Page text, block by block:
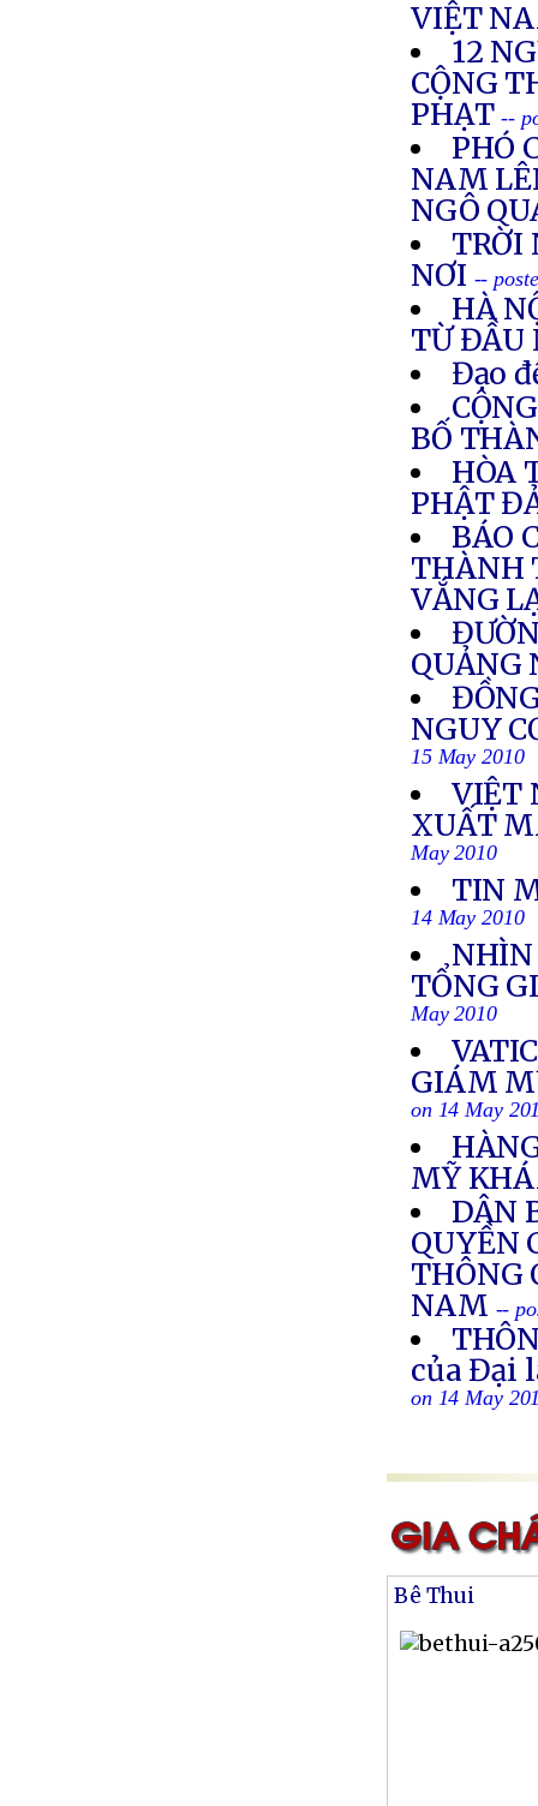
VIỆT
12
CỘNG
PHẠT --
PHÓ
NAM
NGÔ
TRỜI
NƠI --
HÀ
TỪ ĐẦU
Đạo
BỐ
HÒA
PHẬT
BÁO
THÀNH
VẮNG
QUẢNG
NGUY
15 May 2010
VIỆT
XUẤT
May 2010
TIN
14 May 2010
NHÌN
TỔNG
May 2010
GIÁM
on 14 May
MỸ
DÂN
QUYỀN
THÔNG
NAM --
của Đại
on 14 May
Bê Thui